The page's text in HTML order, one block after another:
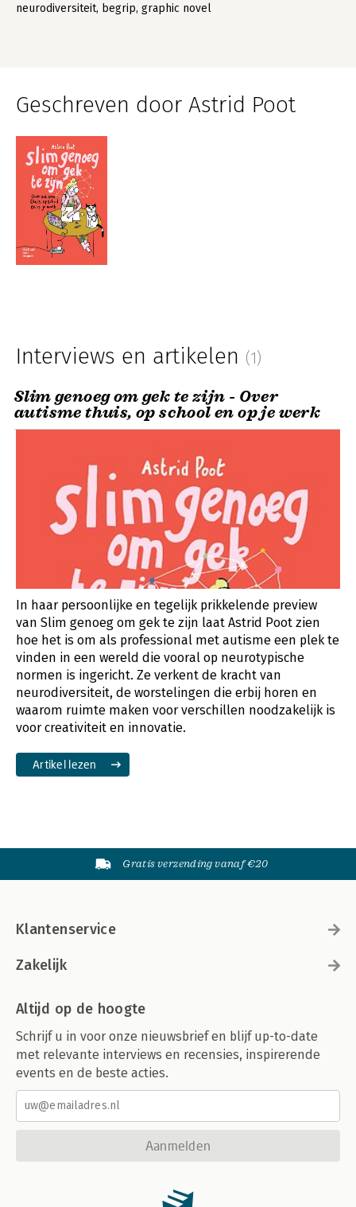
neurodiversiteit, begrip, graphic novel
Geschreven door Astrid Poot
Interviews en artikelen (1)
Slim genoeg om gek te zijn - Over
autisme thuis, op school en op je werk
In haar persoonlijke en tegelijk prikkelende preview
van Slim genoeg om gek te zijn laat Astrid Poot zien
hoe het is om als professional met autisme een plek te
vinden in een wereld die vooral op neurotypische
normen is ingericht. Ze verkent de kracht van
neurodiversiteit, de worstelingen die erbij horen en
waarom ruimte maken voor verschillen noodzakelijk is
voor creativiteit en innovatie.
Artikel lezen
Gratis verzending vanaf €20
Klantenservice
Zakelijk
Altijd op de hoogte
Schrijf u in voor onze nieuwsbrief en blijf up-to-date
met relevante interviews en recensies, inspirerende
events en de beste acties.
Aanmelden